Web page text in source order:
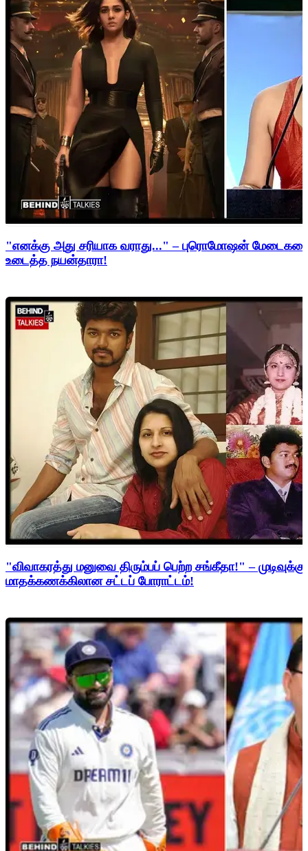
"எனக்கு அது சரியாக வராது..." – புரொமோஷன்
உடைத்த நயன்தாரா!
"விவாகரத்து மனுவை திரும்பப் பெற்ற சங்கீதா!" –
மாதக்கணக்கிலான சட்டப் போராட்டம்!